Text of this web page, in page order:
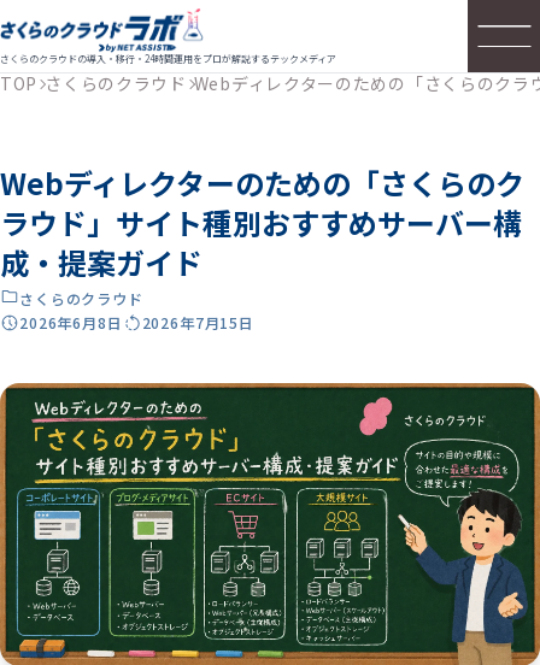
さくらのクラウドの導入・移行・24時間運用をプロが解説するテックメディア
TOP さくらのクラウド Webディレクターのための「さくらのク
Webディレクターのための「さくらのク
ラウド」サイト種別おすすめサーバー構
成・提案ガイド
さくらのクラウド
2026年6月8日
2026年7月15日